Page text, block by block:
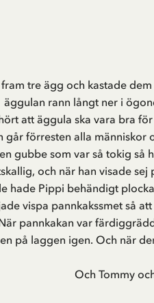
tre ägg och kastade
äggulan rann långt ner i
att äggula ska vara bra
går förresten alla
gubbe som var så tokig så
och när han visade
hade Pippi behändigt
vispa pannkakssmet så
pannkakan var
på laggen igen. Och när
Och Tommy